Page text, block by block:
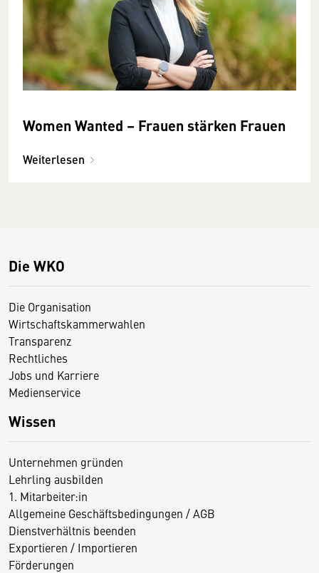
Women Wanted – Frauen stärken Frauen
Weiterlesen
Die WKO
Die Organisation
Wirtschaftskammerwahlen
Transparenz
Rechtliches
Jobs und Karriere
Medienservice
Wissen
Unternehmen gründen
Lehrling ausbilden
1. Mitarbeiter:in
Allgemeine Geschäftsbedingungen / AGB
Dienstverhältnis beenden
Exportieren / Importieren
Förderungen